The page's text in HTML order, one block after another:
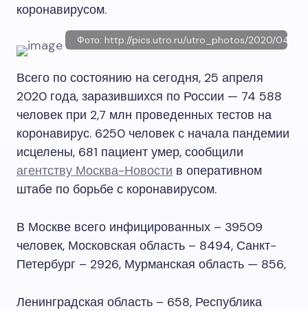
коронавирусом.
Фото: http://pics.utro.ru/utro_photos/2020/04/
Всего по состоянию на сегодня, 25 апреля
2020 года, заразившихся по России — 74 588
человек при 2,7 млн проведенных тестов на
коронавирус. 6250 человек с начала пандемии
исцелены, 681 пациент умер, сообщили
агентству Москва-Новости в оперативном
штабе по борьбе с коронавирусом.
В Москве всего инфицированных – 39509
человек, Московская область – 8494, Санкт-
Петербург – 2926, Мурманская область — 856,
Ленинградская область – 658, Республика